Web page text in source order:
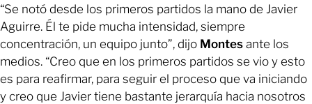
“Se notó desde los primeros partidos la mano de Javier
Aguirre. Él te pide mucha intensidad, siempre
concentración, un equipo junto”, dijo Montes ante los
medios. “Creo que en los primeros partidos se vio y esto
es para reafirmar, para seguir el proceso que va iniciando
y creo que Javier tiene bastante jerarquía hacia nosotros